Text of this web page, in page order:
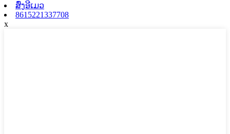
ສົ່ງອີເມວ
8615221337708
x